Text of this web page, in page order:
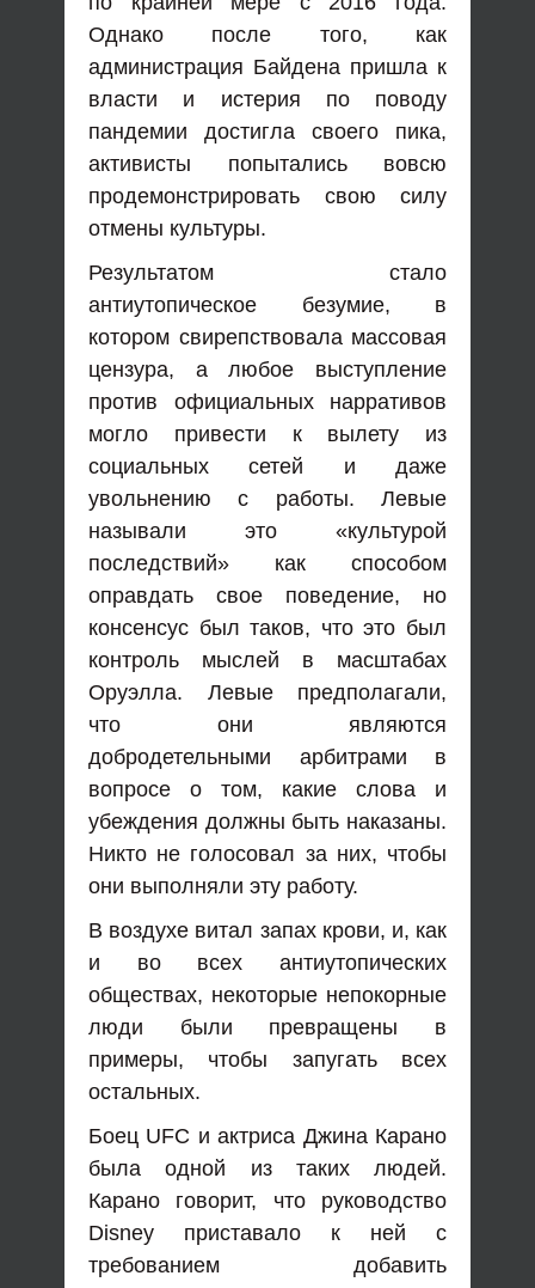
Однако после того, как
администрация Байдена пришла к
власти и истерия по поводу
пандемии достигла своего пика,
активисты попытались вовсю
продемонстрировать свою силу
отмены культуры.
Результатом стало
антиутопическое безумие, в
котором свирепствовала массовая
цензура, а любое выступление
против официальных нарративов
могло привести к вылету из
социальных сетей и даже
увольнению с работы. Левые
называли это «культурой
последствий» как способом
оправдать свое поведение, но
консенсус был таков, что это был
контроль мыслей в масштабах
Оруэлла. Левые предполагали,
что они являются
добродетельными арбитрами в
вопросе о том, какие слова и
убеждения должны быть наказаны.
Никто не голосовал за них, чтобы
они выполняли эту работу.
В воздухе витал запах крови, и, как
и во всех антиутопических
обществах, некоторые непокорные
люди были превращены в
примеры, чтобы запугать всех
остальных.
Боец UFC и актриса Джина Карано
была одной из таких людей.
Карано говорит, что руководство
Disney приставало к ней с
требованием добавить